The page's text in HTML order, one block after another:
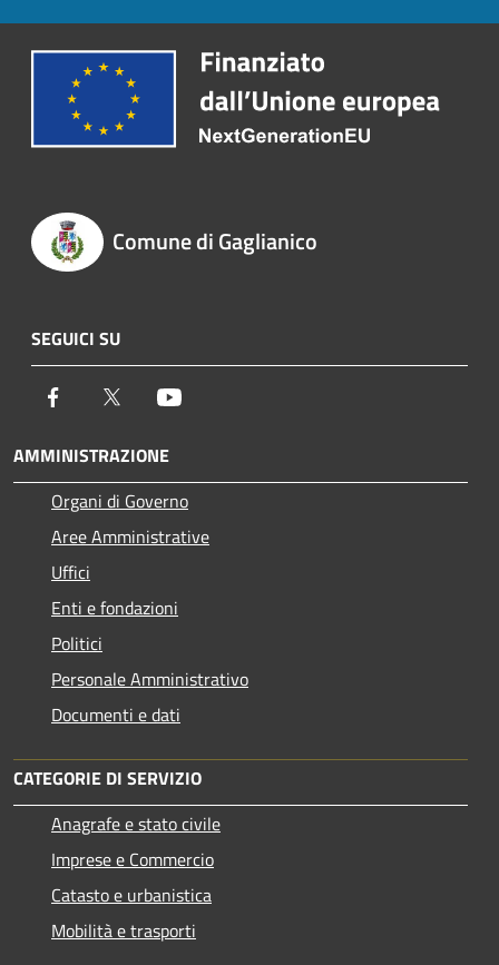
Comune di Gaglianico
SEGUICI SU
Facebook Twitter
AMMINISTRAZIONE
Organi di Governo
Aree Amministrative
Uffici
Enti e fondazioni
Politici
Personale Amministrativo
Documenti e dati
CATEGORIE DI SERVIZIO
Anagrafe e stato civile
Imprese e Commercio
Catasto e urbanistica
Mobilità e trasporti